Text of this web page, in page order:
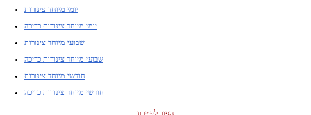
יומי מיוחד צינורות
יומי מיוחד צינורות כריכה
שבועי מיוחד צינורות
שבועי מיוחד צינורות כריכה
חודשי מיוחד צינורות
חודשי מיוחד צינורות כריכה
הפוך לפטרון